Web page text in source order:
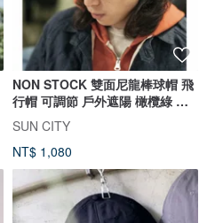
NON STOCK 雙面尼龍棒球帽 飛
行帽 可調節 戶外遮陽 橄欖綠 卡
其
SUN CITY
NT$ 1,080